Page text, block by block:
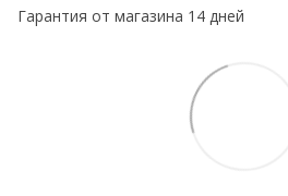
Гарантия от магазина 14 дней